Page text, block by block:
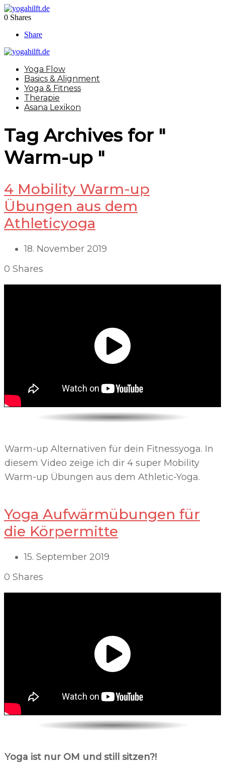
0 Shares
Share
Yoga Flow
Basics & Alignment
Yoga & Fitness
Therapie
Asana Lexikon
Tag Archives for "
Warm-up "
4 Mobility Warm-up
Übungen aus dem
Athleticyoga
18. November 2019
0 Shares
Warm-up Alternativen für dein Fitnessyoga. In
diesem Video zeige ich dir 4 super Mobility
Warm-up Übungen aus dem Athletic-Yoga.
Yoga Aufwärmübungen für
die Körpermitte
15. September 2019
0 Shares
Yoga ist nur OM und still sitzen?!